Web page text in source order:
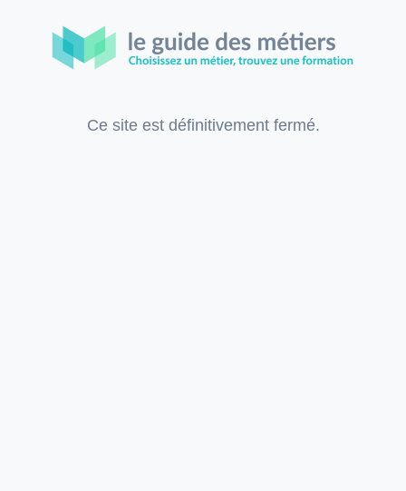
Ce site est définitivement fermé.